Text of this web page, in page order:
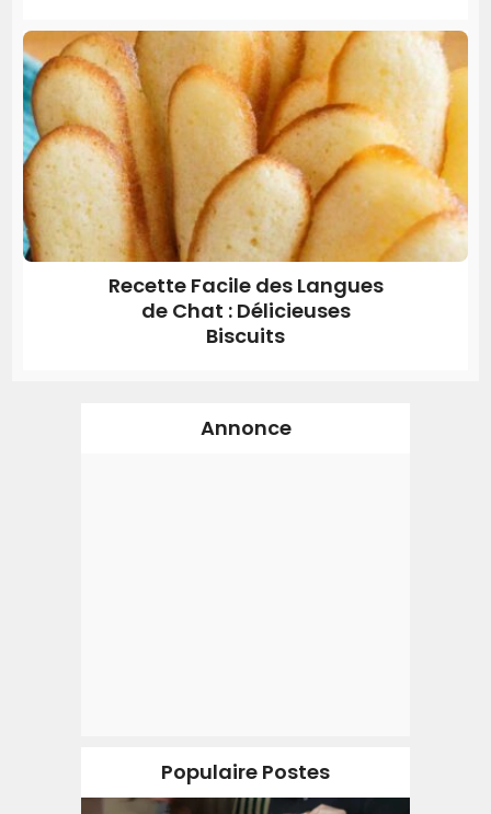
Recette Facile des Langues
de Chat : Délicieuses
Biscuits
Annonce
Populaire Postes